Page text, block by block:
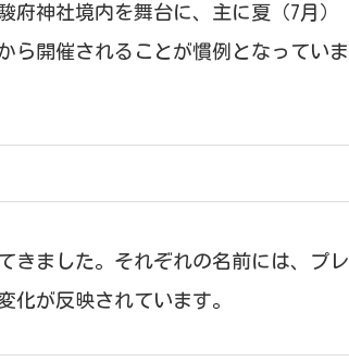
府神社境内を舞台に、主に夏（7月）
ら開催されることが慣例となっていま
きました。それぞれの名前には、プレ
化が反映されています。